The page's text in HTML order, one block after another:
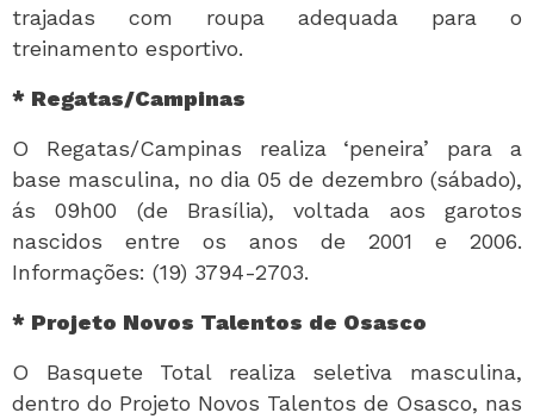
trajadas com roupa adequada para o
treinamento esportivo.
* Regatas/Campinas
O Regatas/Campinas realiza ‘peneira’ para a
base masculina, no dia 05 de dezembro (sábado),
ás 09h00 (de Brasília), voltada aos garotos
nascidos entre os anos de 2001 e 2006.
Informações: (19) 3794-2703.
* Projeto Novos Talentos de Osasco
O Basquete Total realiza seletiva masculina,
dentro do Projeto Novos Talentos de Osasco, nas